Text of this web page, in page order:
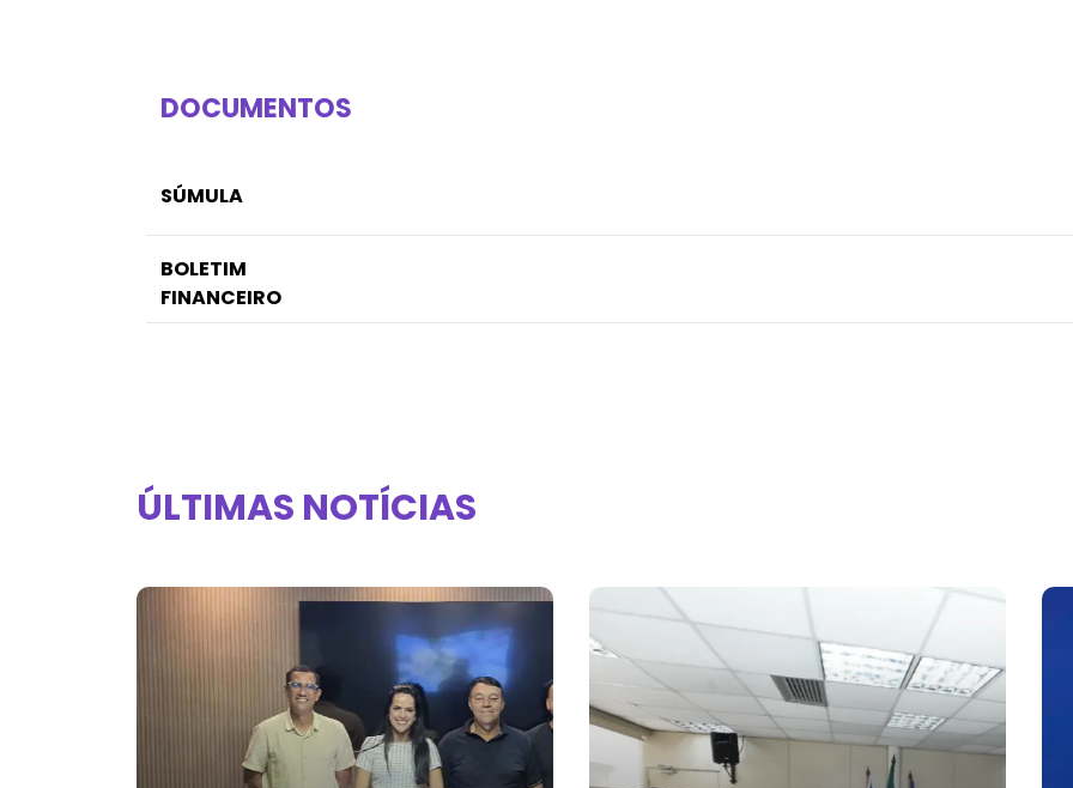
DOCUMENTOS
SÚMULA
BOLETIM
FINANCEIRO
ÚLTIMAS NOTÍCIAS